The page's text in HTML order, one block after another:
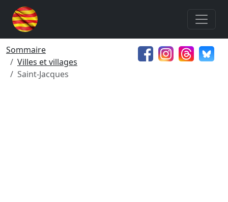
Sommaire
Villes et villages
Saint-Jacques